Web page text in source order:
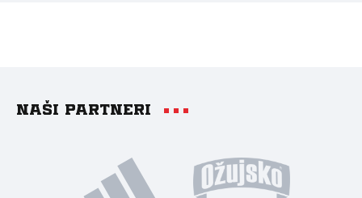
Naši partneri